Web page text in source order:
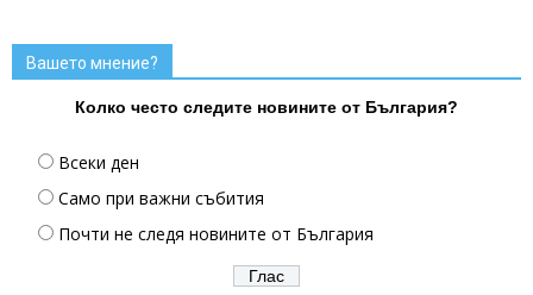
Вашето мнение?
Колко често следите новините от България?
Всеки ден
Само при важни събития
Почти не следя новините от България